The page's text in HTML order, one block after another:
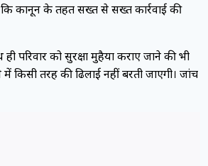
कानून के तहत सख्त से सख्त कार्रवाई की
परिवार को सुरक्षा मुहैया कराए जाने की भी
किसी तरह की ढिलाई नहीं बरती जाएगी। जांच